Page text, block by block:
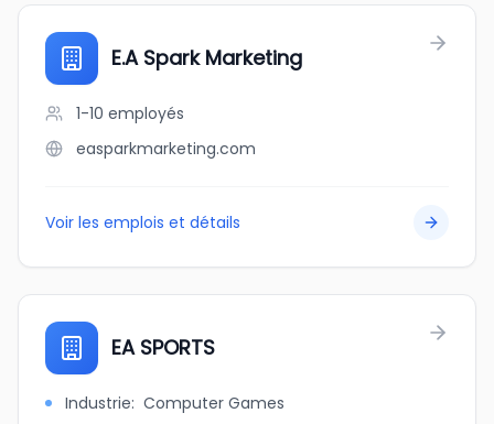
E.A Spark Marketing
1-10 employés
easparkmarketing.com
Voir les emplois et détails
EA SPORTS
Industrie: Computer Games